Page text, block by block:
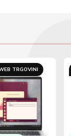
TRGOVINI